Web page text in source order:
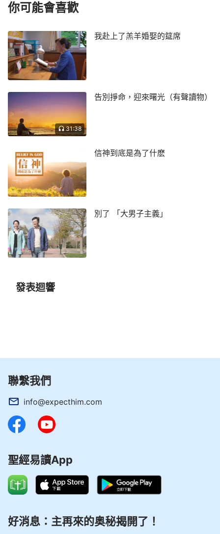
我沒有說話，心想：我上哪能知道這些奧祕啊？
楊弟兄見我不說話，就找了兩段全能神的話讓我
讀。
神取名叫雅威與耶穌的意義
我看到全能神說：「為什麼 耶和華與耶穌是一，
但他們卻在不同的時代叫不同的名呢？不都是因為工
作時代不同嗎？就一個名能將神的全部都代表了嗎？
時代，以名來代替時代，因為沒有一個名能將神自己
代表得完全，只能將神的具有時代性的性情代表出
來，只要能將工作代表出來即可。所以，神能選用任
何一個適合他性情的名來代表整個時代。
華』這名是在以色列當中作工我所取的名，其原意就
是能憐憫人、能咒詛人，又能帶領人生活的以色列人
（即神的選民）的神，是大有能力、滿有智慧的神；
『耶穌』本是以馬內利，原意是滿有慈愛、滿有憐憫
恩典時代的，只能代表經營計劃當中一部分工作。
名叫雅威，意思是能憐憫人、咒詛人，又能帶領人生
也不懂得怎麼敬拜神，神才制定律法規範人的行為，
讓人知道什麼是善，什麼是惡，以及人該怎麼獻祭，
敬拜神等等。為了讓人能更好地守住律法，神需要以
的，就會被石頭砸死或者被天火燒死；而對於遵守律
法聽神的話的人，神就給予憐憫，祝福。可到了律法
時代後期，人類越來越敗壞，逐漸守不住律法都面臨
的罪，人才有資格來到神面前。所以神在恩典時代向
你可能會喜歡
我赴上了羔羊婚娶的筵席
31:38
告別掙命，迎來曙光（有聲讀物）
信神到底是為了什麽
別了 「大男子主義」
發表迴響
聯繫我們
info@expecthim.com
聖經易讀App
好消息：主再來的奥秘揭開了！